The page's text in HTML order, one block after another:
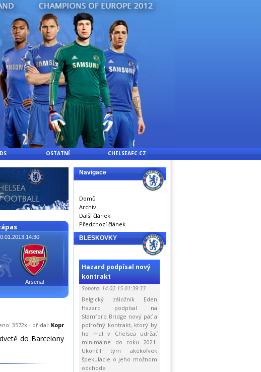
OSTATNÍ CHELSEAFC.CZ
Arsenal
3572x - přidal: Kopr
do Barcelony
Navigace
Domů
Archív
Další článek
Předchozí článek
BLESKOVKY
Hazard podpísal nový
kontrakt
Sobota, 14.02.15 01:39:33
Belgický záložník Eden
Hazard podpísal na
Stamford Bridge nový päť a
polročný kontrakt, ktorý by
ho mal v Chelsea udržať
minimálne do roku 2021.
Ukončil tým akékoľvek
špekulácie o jeho možnom
odchode